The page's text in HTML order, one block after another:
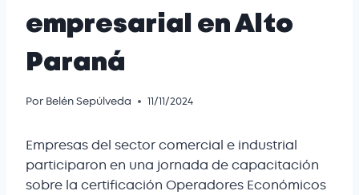
empresarial en Alto
Paraná
Por Belén Sepúlveda 11/11/2024
Empresas del sector comercial e industrial
participaron en una jornada de capacitación
sobre la certificación Operadores Económicos